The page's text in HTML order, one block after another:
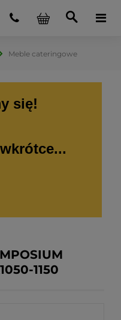
Meble cateringowe
się!
1150